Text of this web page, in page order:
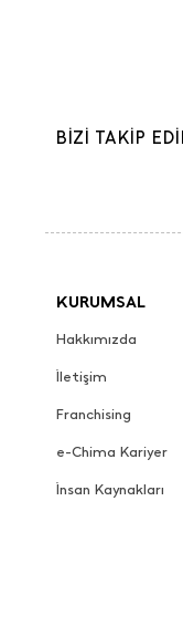
BİZİ TAKİP
KURUMSAL
Hakkımızda
İletişim
Franchising
e-Chima Kariyer
İnsan Kaynakları